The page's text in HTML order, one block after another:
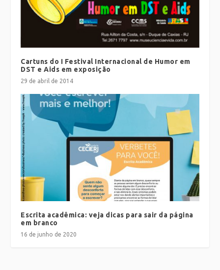
Cartuns do I Festival Internacional de Humor em
DST e Aids em exposição
29 de abril de 2014
Escrita acadêmica: veja dicas para sair da página
em branco
16 de junho de 2020